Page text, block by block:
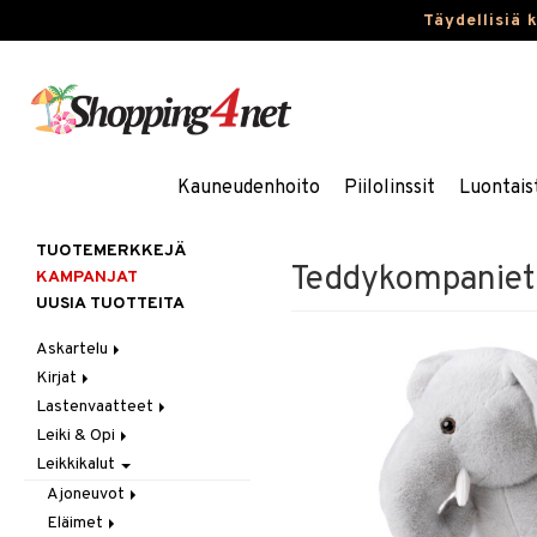
Täydellisiä
Kauneudenhoito Piilolinssit
TUOTEMERKKEJÄ
KAMPANJAT
UUSIA TUOTTEITA
Askartelu
Askartelumateriaalit
Askartelusetti
Helmet
Koulutarvikkeet
Muovailuvaha
Piirrä ja maalaa
Kirjat
Askartelukirjat
Maalauskirjat
Päiväkirjat
Lastenvaatteet
Alaosat
Leggingsit
Alusvaatteet & Sukat
Kengät
Mekot
Leiki & Opi
Opetuslelut
Oppimispelit
Soittimet
Leikkikalut
Ajoneuvot
Autoradat
Eläimet